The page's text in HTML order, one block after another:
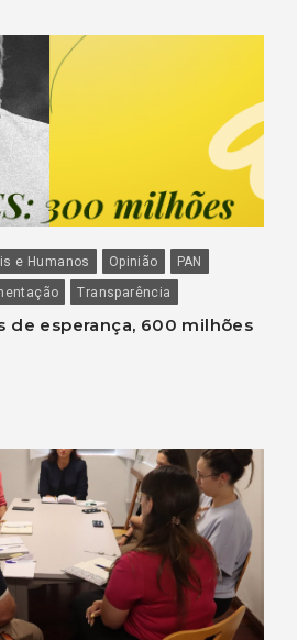
e Humanos Opinião
PAN
Transparência
de esperança, 600 milhões